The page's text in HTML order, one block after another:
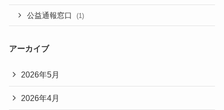
公益通報窓口 (1)
アーカイブ
2026年5月
2026年4月